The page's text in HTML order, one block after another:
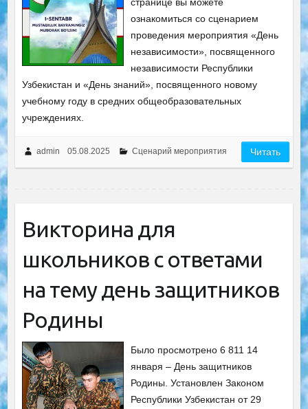
ознакомиться со сценарием
проведения мероприятия «День
независимости», посвященного
независимости Республики
Узбекистан и «День знаний», посвященного новому
учебному году в средних общеобразовательных
учреждениях.
admin 05.08.2025 Сценарий мероприятия Читать
Викторина для
школьников с ответами
на тему день защитников
Родины
Было просмотрено 6 811 14
января – День защитников
Родины. Установлен Законом
Республики Узбекистан от 29